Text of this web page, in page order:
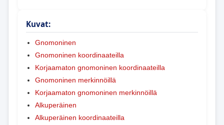
Kuvat:
Gnomoninen
Gnomoninen koordinaateilla
Korjaamaton gnomoninen koordinaateilla
Gnomoninen merkinnöillä
Korjaamaton gnomoninen merkinnöillä
Alkuperäinen
Alkuperäinen koordinaateilla